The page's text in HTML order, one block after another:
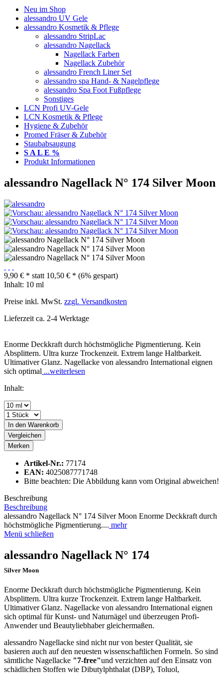
Neu im Shop
alessandro UV Gele
alessandro Kosmetik & Pflege
alessandro StripLac
alessandro Nagellack
Nagellack Farben
Nagellack Zubehör
alessandro French Liner Set
alessandro spa Hand- & Nagelpflege
alessandro Spa Foot Fußpflege
Sonstiges
LCN Profi UV-Gele
LCN Kosmetik & Pflege
Hygiene & Zubehör
Promed Fräser & Zubehör
Staubabsaugung
S A L E %
Produkt Informationen
alessandro Nagellack N° 174 Silver Moon
9,90 € * statt 10,50 € * (6% gespart)
Inhalt: 10 ml
Preise inkl. MwSt. zzgl. Versandkosten
Lieferzeit ca. 2-4 Werktage
Enorme Deckkraft durch höchstmögliche Pigmentierung. Kein
Absplittern. Ultra kurze Trockenzeit. Extrem lange Haltbarkeit.
Ultimativer Glanz. Nagellacke von alessandro International eignen
sich optimal ...weiterlesen
Inhalt:
In den Warenkorb
Vergleichen
Merken
Artikel-Nr.: 77174
EAN: 4025087771748
Bitte beachten: Die Abbildung kann vom Original abweichen!
Beschreibung
Beschreibung
alessandro Nagellack N° 174 Silver Moon Enorme Deckkraft durch
höchstmögliche Pigmentierung.... mehr
Menü schließen
alessandro Nagellack N° 174
Silver Moon
Enorme Deckkraft durch höchstmögliche Pigmentierung. Kein
Absplittern. Ultra kurze Trockenzeit. Extrem lange Haltbarkeit.
Ultimativer Glanz. Nagellacke von alessandro International eignen
sich optimal für Kunst- und Naturnägel und überzeugen Profi-
Anwender und Beautyliebhaber gleichermaßen.
alessandro Nagellacke sind nicht nur von bester Qualität, sie
basieren auch auf den neuesten wissenschaftlichen Formeln. So sind
sämtliche Nagellacke "7-free"und verzichten auf den Einsatz von
schädlichen Stoffen wie Dibutylphthalat (DBP), Toluol,